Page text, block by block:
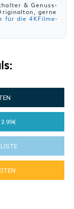
& Genuss-
gerne
für die 4KFilme-
3.99€